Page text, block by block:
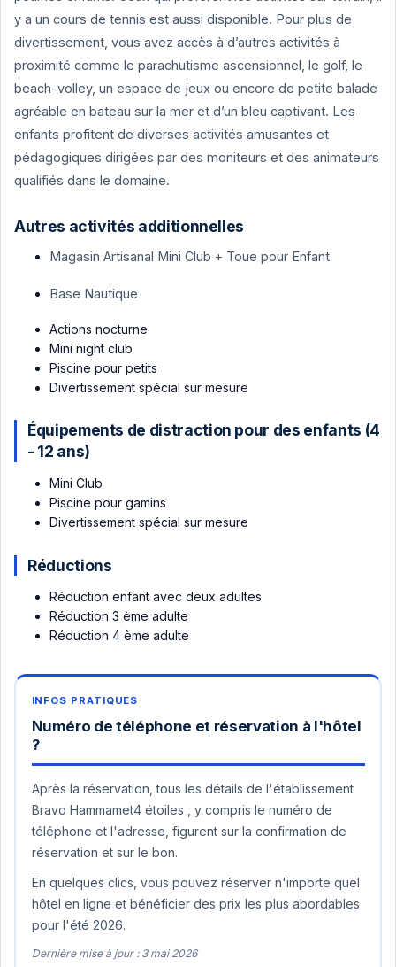
y a un cours de tennis est aussi disponible. Pour plus de
divertissement, vous avez accès à d’autres activités à
proximité comme le parachutisme ascensionnel, le golf, le
beach-volley, un espace de jeux ou encore de petite balade
agréable en bateau sur la mer et d’un bleu captivant. Les
enfants profitent de diverses activités amusantes et
pédagogiques dirigées par des moniteurs et des animateurs
qualifiés dans le domaine.
Autres activités additionnelles
Magasin Artisanal Mini Club + Toue pour Enfant
Base Nautique
Actions nocturne
Mini night club
Piscine pour petits
Divertissement spécial sur mesure
Équipements de distraction pour des enfants (4
- 12 ans)
Mini Club
Piscine pour gamins
Divertissement spécial sur mesure
Réductions
Réduction enfant avec deux adultes
Réduction 3 ème adulte
Réduction 4 ème adulte
Numéro de téléphone et réservation à l'hôtel
?
Après la réservation, tous les détails de l'établissement
Bravo Hammamet4 étoiles , y compris le numéro de
téléphone et l'adresse, figurent sur la confirmation de
réservation et sur le bon.
En quelques clics, vous pouvez réserver n'importe quel
hôtel en ligne et bénéficier des prix les plus abordables
pour l'été 2026.
Dernière mise à jour : 3 mai 2026